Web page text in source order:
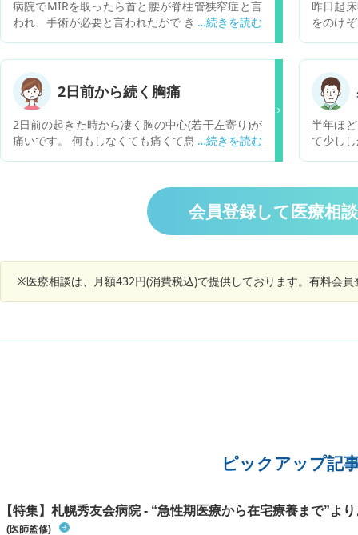
病院でMIRを取ったら首と腰が脊柱管狭窄症と言
われ、手術が必要と言われたがで きれば手術をし
昨日起
をのけ
く、起
みに気
なって
かなと
症状が
2日前から続く胸痛
2日前の起きた時から凄く胸の中心(若干左寄り)が
痛いです。 何もしなくても痛くて息をしたり笑っ
甲骨付近も痛くなってきました。 胸だけなら肋軟
骨炎とかなのかなぁと思って湿布を貼ってみたり
していたのですが(湿布の効果は無いように感じ
る)、肩甲骨らへんも痛くなってきたので別の何か
因みに筋トレなどは一切行っておりません。 た
だ、心臓の手術を幼少期にしたことがあります。
半年ほ
て少し
とのこ
でしょ
会員登録して医療相
※医療相談は、月額432円(消費税込)で提供しております。有料会
ピックアップ記
【特集】札幌秀友会病院 - “急性期医療から在宅療養まで”よ
(医師監修)